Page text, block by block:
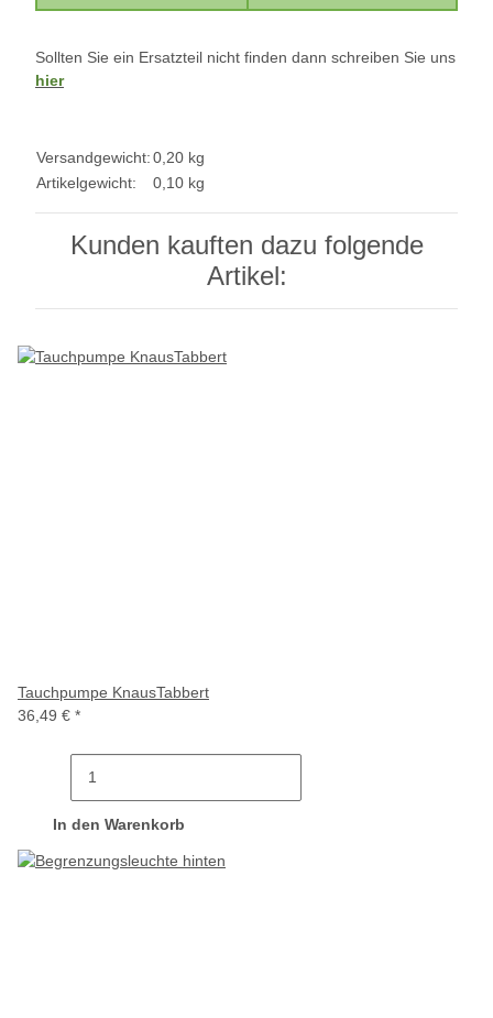
Sollten Sie ein Ersatzteil nicht finden dann schreiben Sie uns
hier
Versandgewicht:0,20 kg
Artikelgewicht:
0,10 kg
Kunden kauften dazu folgende
Artikel:
Tauchpumpe KnausTabbert
36,49 € *
In den Warenkorb